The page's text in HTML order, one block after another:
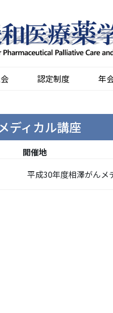
認定制度 年
ディカル講座
開催地
平成30年度相澤がん